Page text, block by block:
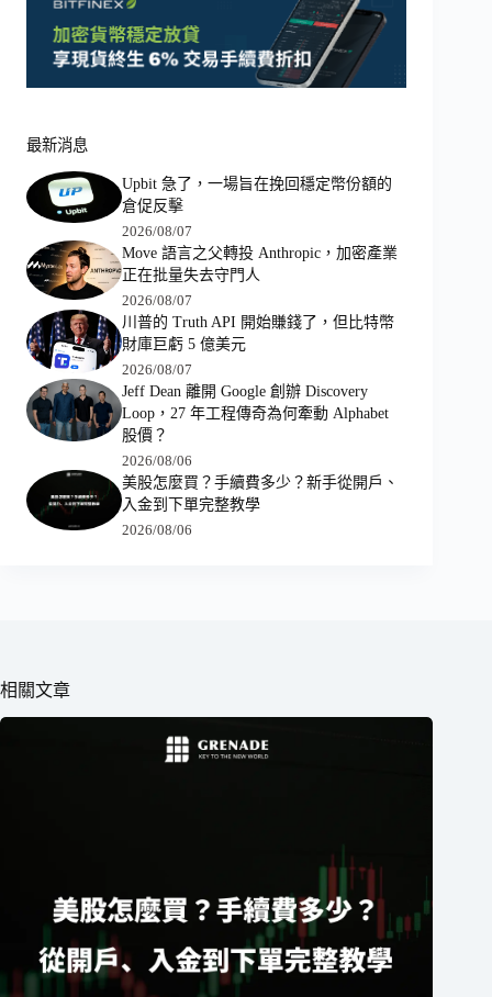
最新消息
Upbit 急了，一場旨在挽回穩定幣份額的
倉促反擊
2026/08/07
Move 語言之父轉投 Anthropic，加密產業
正在批量失去守門人
2026/08/07
川普的 Truth API 開始賺錢了，但比特幣
財庫巨虧 5 億美元
2026/08/07
Jeff Dean 離開 Google 創辦 Discovery
Loop，27 年工程傳奇為何牽動 Alphabet
股價？
2026/08/06
美股怎麼買？手續費多少？新手從開戶、
入金到下單完整教學
2026/08/06
相關文章